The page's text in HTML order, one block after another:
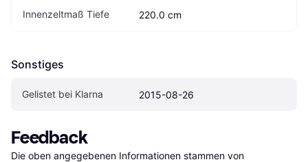
Innenzeltmaß Tiefe 220.0 cm
Sonstiges
Gelistet bei Klarna 2015-08-26
Feedback
Die oben angegebenen Informationen stammen von